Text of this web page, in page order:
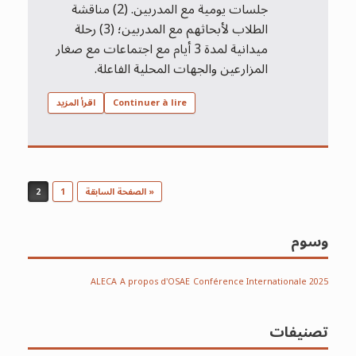
جلسات يومية مع المدربين. (2) مناقشة
الطلاب لأبحاثهم مع المدربين؛ (3) رحلة
ميدانية لمدة 3 أيام مع اجتماعات مع صغار
المزارعين والجهات المحلية الفاعلة.
اقرأ المزيد Continuer à lire
« الصفحة السابقة 1
2
وسوم
ALECAA propos d'OSAE Conférence Internationale 2025
تصنيفات